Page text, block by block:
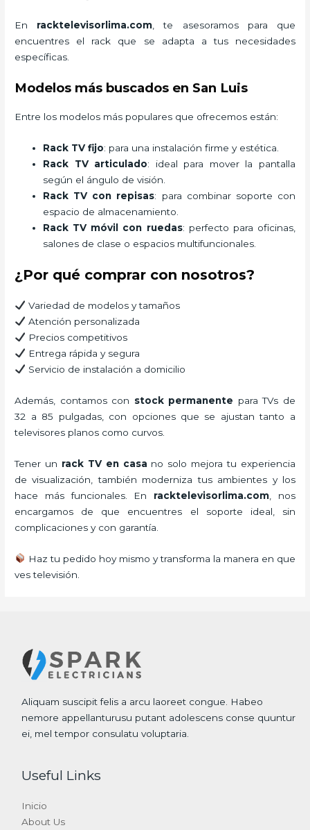
En racktelevisorlima.com , te asesoramos para que
encuentres el rack que se adapta a tus necesidades
específicas.
Modelos más buscados en San Luis
Entre los modelos más populares que ofrecemos están:
Rack TV fijo: para una instalación firme y estética.
Rack TV articulado: ideal para mover la pantalla
según el ángulo de visión.
Rack TV con repisas: para combinar soporte con
espacio de almacenamiento.
Rack TV móvil con ruedas: perfecto para oficinas,
salones de clase o espacios multifuncionales.
¿Por qué comprar con nosotros?
Variedad de modelos y tamaños
Atención personalizada
Precios competitivos
Entrega rápida y segura
Servicio de instalación a domicilio
Además, contamos con stock permanente para TVs de
32 a 85 pulgadas, con opciones que se ajustan tanto a
televisores planos como curvos.
Tener un rack TV en casa no solo mejora tu experiencia
de visualización, también moderniza tus ambientes y los
hace más funcionales. En racktelevisorlima.com , nos
encargamos de que encuentres el soporte ideal, sin
complicaciones y con garantía.
Haz tu pedido hoy mismo y transforma la manera en que
ves televisión.
Aliquam suscipit felis a arcu laoreet congue. Habeo
nemore appellanturusu putant adolescens conse quuntur
ei, mel tempor consulatu voluptaria.
Useful Links
Inicio
About Us